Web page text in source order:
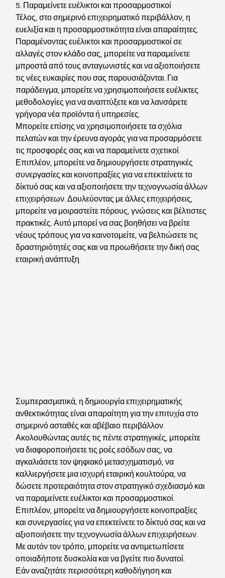
5. Παραμείνετε ευέλικτοι και προσαρμοστικοί
Τέλος, στο σημερινό επιχειρηματικό περιβάλλον, η
ευελιξία και η προσαρμοστικότητα είναι απαραίτητες.
Παραμένοντας ευέλικτοι και προσαρμοστικοί σε
αλλαγές στον κλάδο σας, μπορείτε να παραμείνετε
μπροστά από τους ανταγωνιστές και να αξιοποιήσετε
τις νέες ευκαιρίες που σας παρουσιάζονται. Για
παράδειγμα, μπορείτε να χρησιμοποιήσετε ευέλικτες
μεθοδολογίες για να αναπτύξετε και να λανσάρετε
γρήγορα νέα προϊόντα ή υπηρεσίες.
Μπορείτε επίσης να χρησιμοποιήσετε τα σχόλια
πελατών και την έρευνα αγοράς για να προσαρμόσετε
τις προσφορές σας και να παραμείνετε σχετικοί.
Επιπλέον, μπορείτε να δημιουργήσετε στρατηγικές
συνεργασίες και κοινοπραξίες για να επεκτείνετε το
δίκτυό σας και να αξιοποιήσετε την τεχνογνωσία άλλων
επιχειρήσεων. Δουλεύοντας με άλλες επιχειρήσεις,
μπορείτε να μοιραστείτε πόρους, γνώσεις και βέλτιστες
πρακτικές. Αυτό μπορεί να σας βοηθήσει να βρείτε
νέους τρόπους για να καινοτομείτε, να βελτιώσετε τις
δραστηριότητές σας και να προωθήσετε την δική σας
εταιρική ανάπτυξη.
Συμπερασματικά, η δημιουργία επιχειρηματικής
ανθεκτικότητας είναι απαραίτητη για την επιτυχία στο
σημερινό ασταθές και αβέβαιο περιβάλλον.
Ακολουθώντας αυτές τις πέντε στρατηγικές, μπορείτε
να διαφοροποιήσετε τις ροές εσόδων σας, να
αγκαλιάσετε τον ψηφιακό μετασχηματισμό, να
καλλιεργήσετε μια ισχυρή εταιρική κουλτούρα, να
δώσετε προτεραιότητα στον στρατηγικό σχεδιασμό και
να παραμείνετε ευέλικτοι και προσαρμοστικοί.
Επιπλέον, μπορείτε να δημιουργήσετε κοινοπραξίες
και συνεργασίες για να επεκτείνετε το δίκτυό σας και να
αξιοποιήσετε την τεχνογνωσία άλλων επιχειρήσεων.
Με αυτόν τον τρόπο, μπορείτε να αντιμετωπίσετε
οποιαδήποτε δυσκολία και να βγείτε πιο δυνατοί.
Εάν αναζητάτε περισσότερη καθοδήγηση και